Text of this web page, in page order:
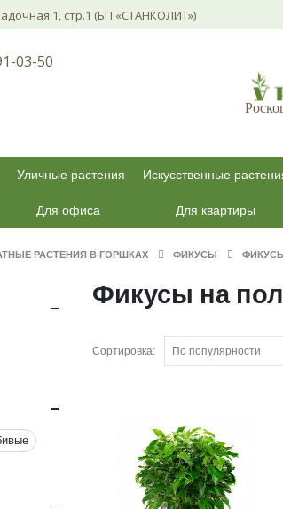
1, стр.1 (БП «СТАНКОЛИТ»)
03-50
Уличные растения Искусственные
Для офиса Для квартиры
РАСТЕНИЯ В ГОРШКАХ ФИКУСЫ
Фикусы на пол
Сортировка: